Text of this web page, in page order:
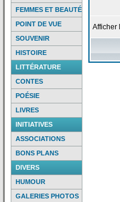
FEMMES ET BEAUTÉ
POINT DE VUE
SOUVENIR
HISTOIRE
LITTÉRATURE
CONTES
POÉSIE
LIVRES
INITIATIVES
ASSOCIATIONS
BONS PLANS
DIVERS
HUMOUR
GALERIES PHOTOS
Afficher